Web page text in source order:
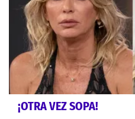
¡OTRA VEZ SOPA!